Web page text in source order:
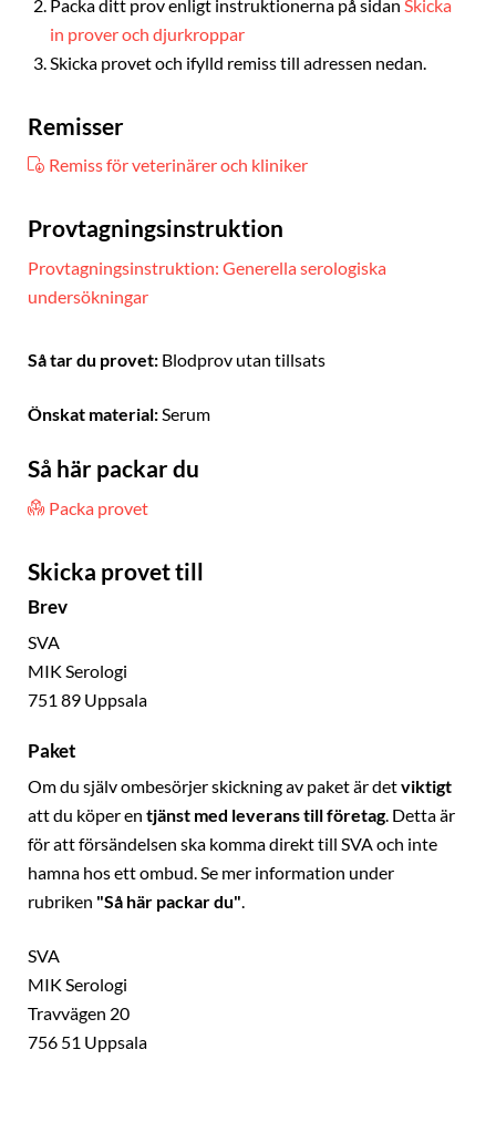
Packa ditt prov enligt instruktionerna på sidan Skicka
in prover och djurkroppar
Skicka provet och ifylld remiss till adressen nedan.
Remisser
Remiss för veterinärer och kliniker
Provtagningsinstruktion
Provtagningsinstruktion: Generella serologiska
undersökningar
Så tar du provet: Blodprov utan tillsats
Önskat material:Serum
Så här packar du
Packa provet
Skicka provet till
Brev
SVA
MIK Serologi
751 89 Uppsala
Paket
Om du själv ombesörjer skickning av paket är detviktigt
att du köper en tjänst med leverans till företag. Detta är
för att försändelsen ska komma direkt till SVA och inte
hamna hos ett ombud. Se mer information under
rubriken "Så här packar du".
SVA
MIK Serologi
Travvägen 20
756 51 Uppsala